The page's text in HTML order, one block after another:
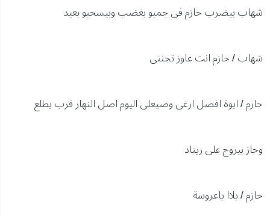
شهاب بيضرب حازم فى جمبو بغضب وبيسحبو بعيد
شهاب / حازم انت عاوز تجننى
حازم / ايوة افضل ارغى وضيعلى اليوم اصل النهار قرب يطلع
وحاز بيروح على ريناد
حازم / يلاا ياعروسة